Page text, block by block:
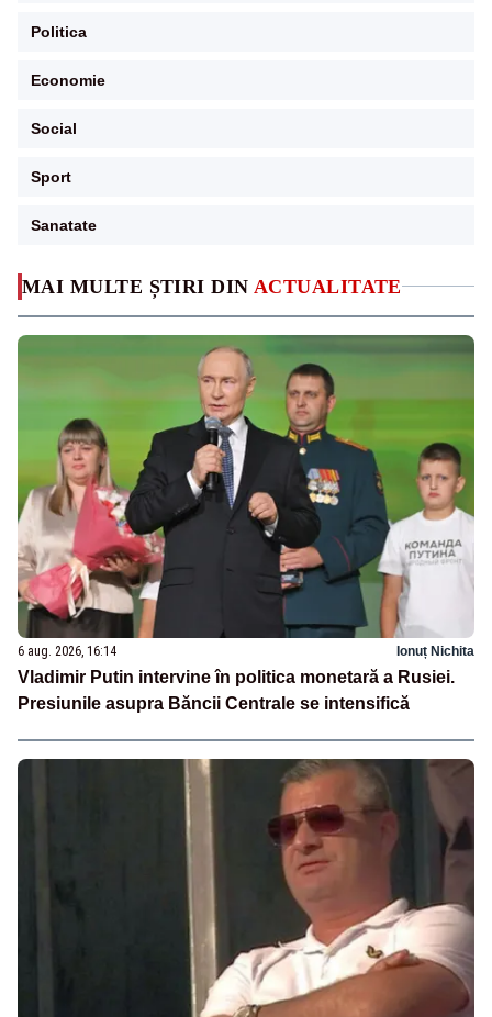
MAI MULTE ȘTIRI DIN ACTUALITATE
6 aug. 2026, 16:14 Ionuț Nichita
Vladimir Putin intervine în politica monetară a Rusiei.
Presiunile asupra Băncii Centrale se intensifică
Politica
Economie
Social
Sport
Sanatate